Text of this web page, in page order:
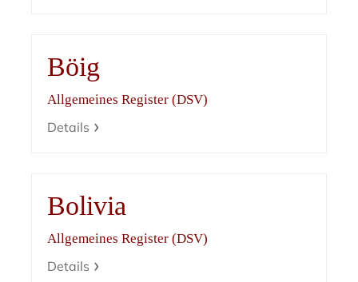
Böig
Allgemeines Register (DSV)
Details
Bolivia
Allgemeines Register (DSV)
Details